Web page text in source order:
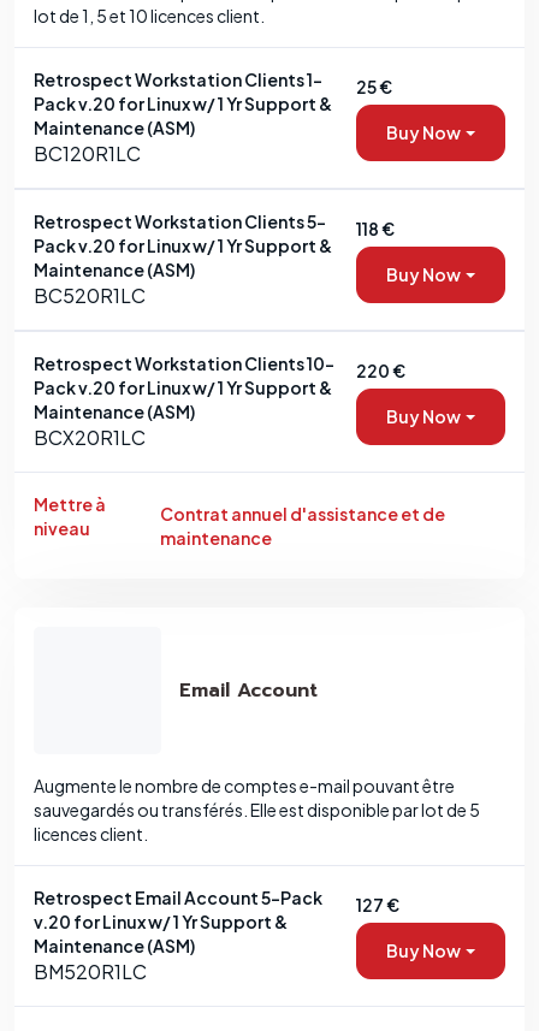
lot de 1, 5 et 10 licences client.
Retrospect Workstation Clients 1-
Pack v.20 for Linux w/ 1 Yr Support &
Maintenance (ASM)
BC120R1LC
25 €
Buy Now
Retrospect Workstation Clients 5-
Pack v.20 for Linux w/ 1 Yr Support &
Maintenance (ASM)
BC520R1LC
118 €
Buy Now
Retrospect Workstation Clients 10-
Pack v.20 for Linux w/ 1 Yr Support &
Maintenance (ASM)
BCX20R1LC
220 €
Buy Now
Mettre à
niveau
Contrat annuel d'assistance et de
maintenance
Email Account
Augmente le nombre de comptes e-mail pouvant être
sauvegardés ou transférés. Elle est disponible par lot de 5
licences client.
Retrospect Email Account 5-Pack
v.20 for Linux w/ 1 Yr Support &
Maintenance (ASM)
BM520R1LC
127 €
Buy Now